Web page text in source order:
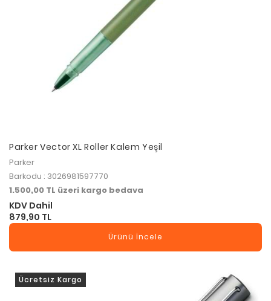
Parker Vector XL Roller Kalem Yeşil
Parker
Barkodu : 3026981597770
1.500,00 TL üzeri kargo bedava
KDV Dahil
879,90 TL
Ürünü İncele
Ücretsiz Kargo